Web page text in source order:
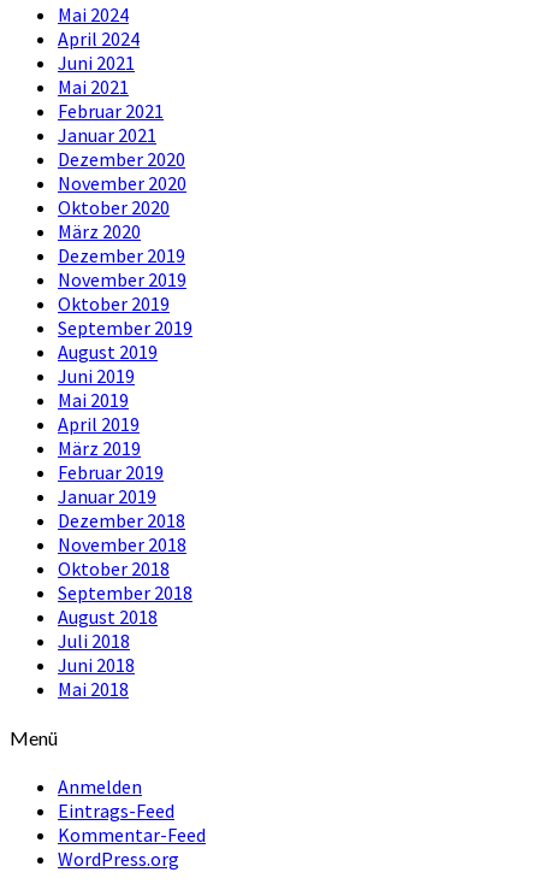
Mai 2024
April 2024
Juni 2021
Mai 2021
Februar 2021
Januar 2021
Dezember 2020
November 2020
Oktober 2020
März 2020
Dezember 2019
November 2019
Oktober 2019
September 2019
August 2019
Juni 2019
Mai 2019
April 2019
März 2019
Februar 2019
Januar 2019
Dezember 2018
November 2018
Oktober 2018
September 2018
August 2018
Juli 2018
Juni 2018
Mai 2018
Menü
Anmelden
Eintrags-Feed
Kommentar-Feed
WordPress.org